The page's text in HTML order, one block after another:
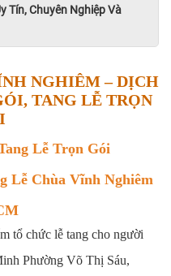
Tín, Chuyên Nghiệp Và
NGHIÊM – DỊCH
TANG LỄ TRỌN
Lễ Trọn Gói
Lễ Chùa Vĩnh Nghiêm
tổ chức lễ tang cho người
Phường Võ Thị Sáu,